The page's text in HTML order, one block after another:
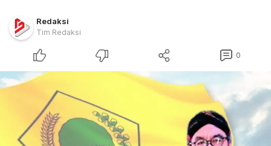
Redaksi
Tim Redaksi
0